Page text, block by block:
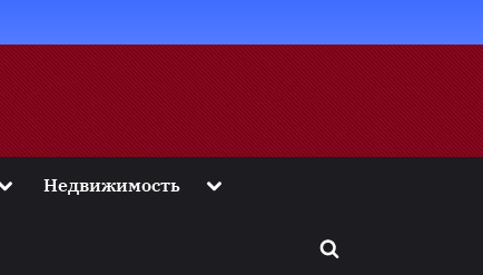
Недвижимость Toggle
Toggle